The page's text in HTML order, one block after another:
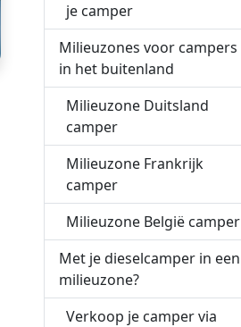
je camper
Milieuzones voor campers
in het buitenland
Milieuzone Duitsland
camper
Milieuzone Frankrijk
camper
Milieuzone België camper
Met je dieselcamper in een
milieuzone?
Verkoop je camper via